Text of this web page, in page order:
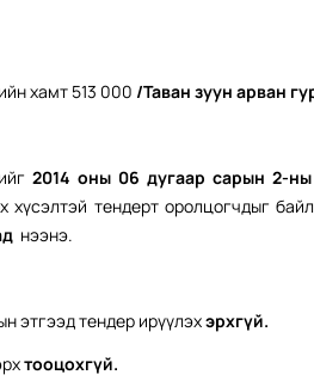
хамт 513 000 /Таван зуун арван
2014 оны 06 дугаар сарын 2-
хүсэлтэй тендерт оролцогчдыг
нээнэ.
этгээд тендер ирүүлэхэрхгүй.
тооцохгүй.